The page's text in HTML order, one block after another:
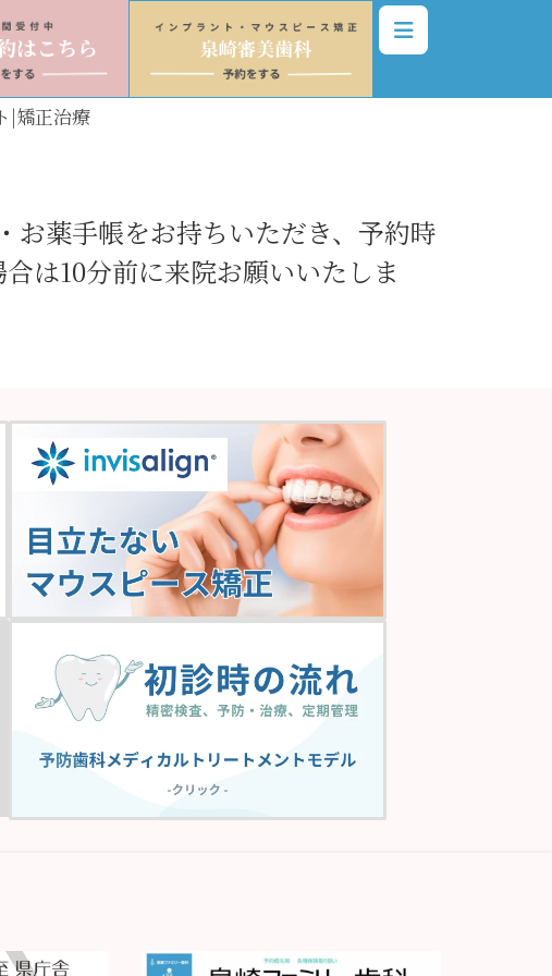
|矯正治療
お薬手帳をお持ちいただき、予約時
は10分前に来院お願いいたしま